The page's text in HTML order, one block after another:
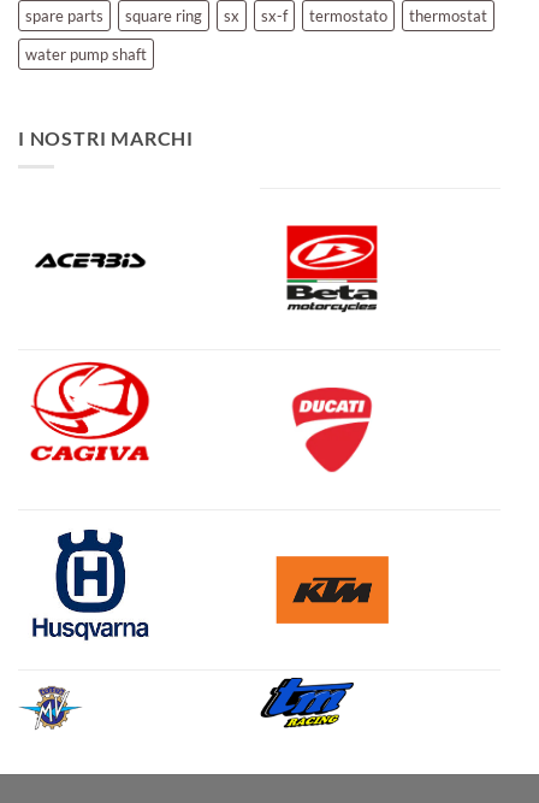
spare parts
square ring sx sx-f termostato
thermostat
water pump shaft
I NOSTRI MARCHI